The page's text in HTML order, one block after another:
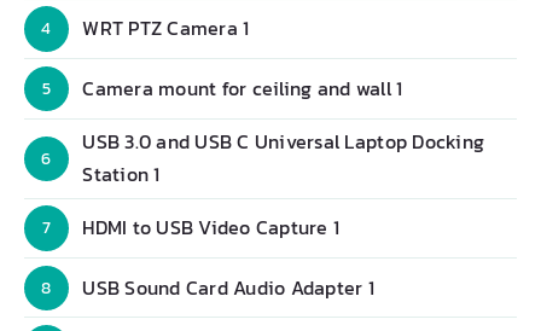
4 WRT PTZ Camera 1
5 Camera mount for ceiling and wall 1
6
USB 3.0 and USB C Universal Laptop Docking
Station 1
7 HDMI to USB Video Capture 1
8 USB Sound Card Audio Adapter 1